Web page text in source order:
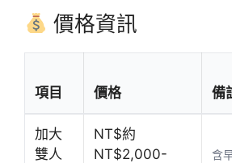
價格資訊
項目 價格 備
加大
雙人
NT$約
NT$2,000-
含